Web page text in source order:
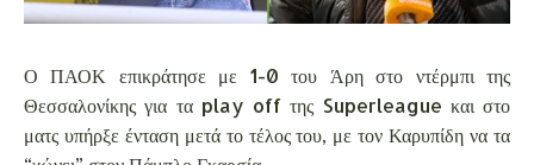
Ο ΠΑΟΚ επικράτησε με 1-0 του Άρη στο ντέρμπι της
Θεσσαλονίκης για τα play off της Superleague και στο
ματς υπήρξε ένταση μετά το τέλος του, με τον Καρυπίδη να τα